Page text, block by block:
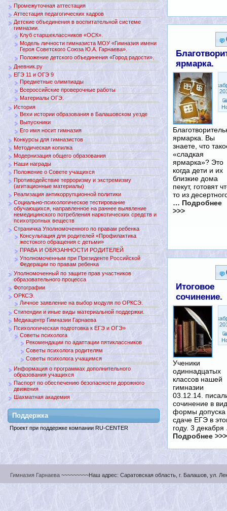
ярмарка.
22,
ярмарка. Вы
знаете, что
«сладкая
ярмарка»? Это
когда дети и их
близкие дома
пекут, готовят
то из
… Подробнее
>>>
Итоговое
сочинение.
4,
Ученики
одиннадцатых
классов нашей
гимназии
03.12.14.
сочинение в
формы допуска
сдаче ЕГЭ в
году. 3 декабря
Подробнее >>>
Промежуточная аттестация
Аттестация педагогических кадров
Детские объединения в воспитательной системе
гимназии.
Клуб старшеклассников «ОСК».
Модель личности гимназиста МОУ «Гимназия имени
Героя Советского Союза Ю.А. Гарнаева».
Положение детского объединения «Город радости».
Дневник.ру
ЕГЭ 11 и ОГЭ 9
Предметные олимпиады
Всероссийские проверочные работы
Материалы ОГЭ.
История
Вехи истории образования в Балашовском уезде
Выпускники
Его имя носит гимназия
Конкурсы для гимназистов
Методическая копилка
Модернизация общего образования
Наши награды
Положение о Совете учащихся
Противодействие терроризму и экстремизму
(агитационные материалы)
Реализация антикоррупционной политики
Социально-психологическое тестирование
обучающихся, направленное на раннее выявление
немедицинского потребления наркотических средств и
психотропных веществ
Страничка Уполномоченного по правам ребенка
Консультация для родителей «Профилактика
жестокого обращения с детьми»
ПРАВА И ОБЯЗАННОСТИ РОДИТЕЛЕЙ
Уполномоченным при Президенте Российской
Федерации по правам ребенка
Уполномоченный по защите прав участников
образовательного процесса
Фотографии
ОРКСЭ.
Личное заявление на выбор модуля по ОРКСЭ.
Стипендии и иные виды материальной поддержки.
Медиацентр Гимназии Гарнаева
Психологическая подготовка к ЕГЭ и ОГЭ»
Советы психолога
Рекомендации по адаптации пятиклассников
Советы психолога родителям
Советы психолога учащимся
Информация о программах дополнительного
образования учащихся
Паспорт по обеспечению безопасности дорожного
движения
Шахматная академия
Поддержкa
Проект при поддержке компании RU-CENTER
Гимназия Гарнаева ~~~~~~~~~Наш адрес: Саратовская область, г. Балашов, ул.